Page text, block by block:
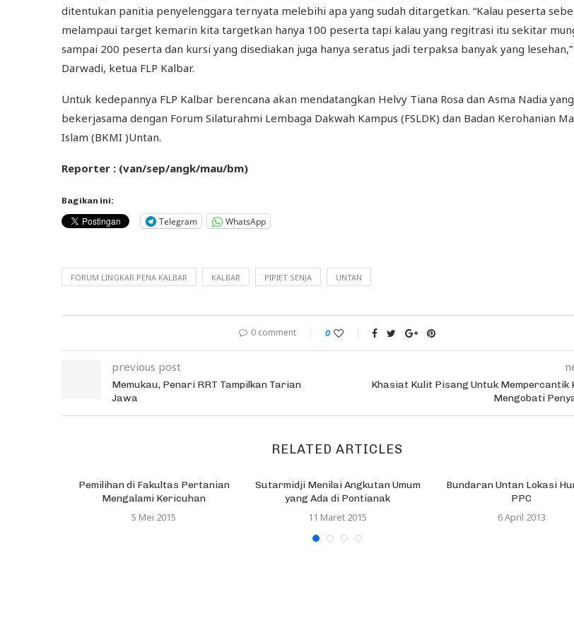
ditentukan panitia penyelenggara ternyata melebihi apa yang sudah ditargetkan. “Kalau peserta
melampaui target kemarin kita targetkan hanya 100 peserta tapi kalau yang regitrasi itu sekitar
sampai 200 peserta dan kursi yang disediakan juga hanya seratus jadi terpaksa banyak yang
Darwadi, ketua FLP Kalbar.
Untuk kedepannya FLP Kalbar berencana akan mendatangkan Helvy Tiana Rosa dan Asma Nadia
bekerjasama dengan Forum Silaturahmi Lembaga Dakwah Kampus (FSLDK) dan Badan Kerohanian
Islam (BKMI )Untan.
Reporter : (van/sep/angk/mau/bm)
Bagikan ini:
Telegram WhatsApp
FORUM LINGKAR PENA KALBAR KALBAR PIPIET SENJA UNTAN
0 comment 0
previous post
Memukau, Penari RRT Tampilkan Tarian
Jawa
Khasiat Kulit Pisang Untuk Mempercantik
Mengobati
RELATED ARTICLES
Pemilihan di Fakultas Pertanian
Mengalami Kericuhan
5 Mei 2015
Sutarmidji Menilai Angkutan Umum
yang Ada di Pontianak
11 Maret 2015
Bundaran Untan Lokasi
PPC
6 April 2013